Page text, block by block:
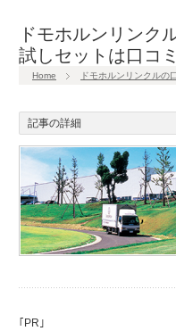
ドモホルンリンク
試しセットは口コ
Home ドモホルンリンクルの
記事の詳細
｢PR｣